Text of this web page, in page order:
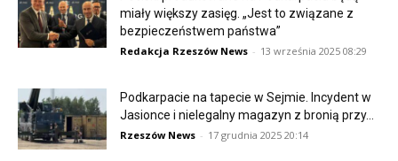
miały większy zasięg. „Jest to związane z
bezpieczeństwem państwa”
Redakcja Rzeszów News - 13 września 2025 08:29
Podkarpacie na tapecie w Sejmie. Incydent w
Jasionce i nielegalny magazyn z bronią przy...
Rzeszów News - 17 grudnia 2025 20:14